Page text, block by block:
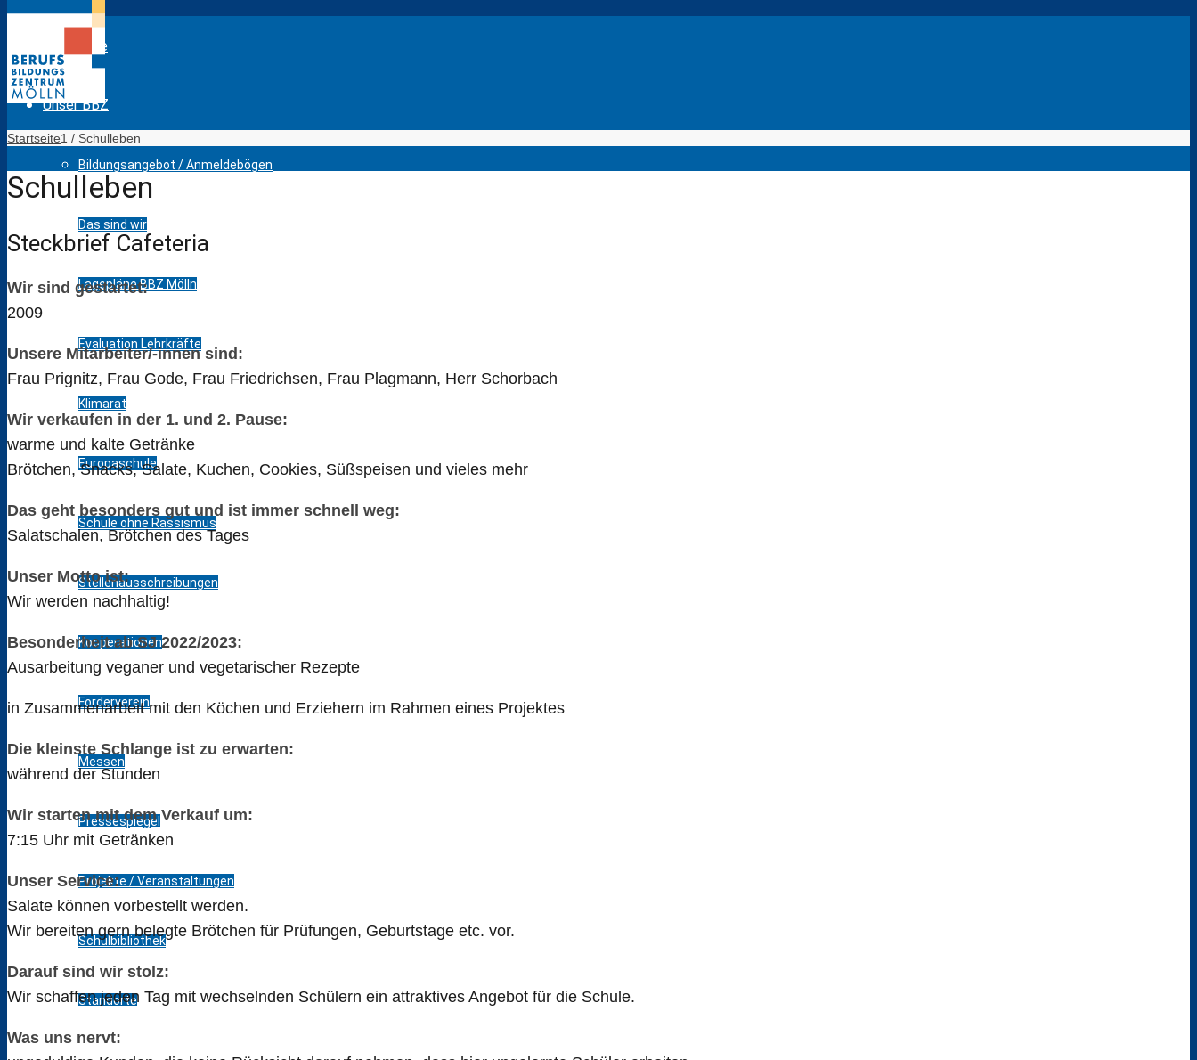
Startseite
Unser BBZ
Bildungsangebot / Anmeldebögen
Das sind wir
Lagepläne BBZ Mölln
Evaluation Lehrkräfte
Klimarat
Europaschule
Schule ohne Rassismus
Stellenausschreibungen
Kooperationen
Förderverein
Messen
Pressespiegel
Projekte / Veranstaltungen
Schulbibliothek
Standorte
Startseite1 / Schulleben
Schulleben
Steckbrief Cafeteria
Wir sind gestartet:
2009
Unsere Mitarbeiter/-innen sind:
Frau Prignitz, Frau Gode, Frau Friedrichsen, Frau Plagmann, Herr Schorbach
Wir verkaufen in der 1. und 2. Pause:
warme und kalte Getränke
Brötchen, Snacks, Salate, Kuchen, Cookies, Süßspeisen und vieles mehr
Das geht besonders gut und ist immer schnell weg:
Salatschalen, Brötchen des Tages
Unser Motto ist:
Wir werden nachhaltig!
Besonderheit ab SJ 2022/2023:
Ausarbeitung veganer und vegetarischer Rezepte
in Zusammenarbeit mit den Köchen und Erziehern im Rahmen eines Projektes
Die kleinste Schlange ist zu erwarten:
während der Stunden
Wir starten mit dem Verkauf um:
7:15 Uhr mit Getränken
Unser Service:
Salate können vorbestellt werden.
Wir bereiten gern belegte Brötchen für Prüfungen, Geburtstage etc. vor.
Darauf sind wir stolz:
Wir schaffen jeden Tag mit wechselnden Schülern ein attraktives Angebot für die Schule.
Was uns nervt: